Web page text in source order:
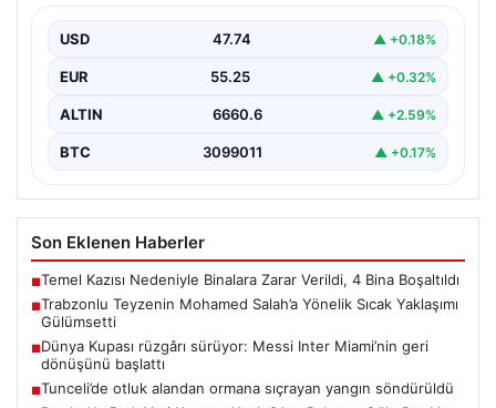
Salah, bir reklam filmi çekimi için Trabzon'un Araklı…
USD 47.74 ▲ +0.18%
EUR 55.25 ▲ +0.32%
ALTIN 6660.6 ▲ +2.59%
BTC 3099011 ▲ +0.17%
Son Eklenen Haberler
■Temel Kazısı Nedeniyle Binalara Zarar Verildi, 4 Bina Boşaltıldı
■Trabzonlu Teyzenin Mohamed Salah’a Yönelik Sıcak Yaklaşımı
Gülümsetti
■Dünya Kupası rüzgârı sürüyor: Messi Inter Miami’nin geri
dönüşünü başlattı
■Tunceli’de otluk alandan ormana sıçrayan yangın söndürüldü